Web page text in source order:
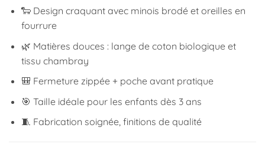
🐑 Design craquant avec minois brodé et oreilles en
fourrure
🌿 Matières douces : lange de coton biologique et
tissu chambray
🎒 Fermeture zippée + poche avant pratique
🎯 Taille idéale pour les enfants dès 3 ans
🧵 Fabrication soignée, finitions de qualité